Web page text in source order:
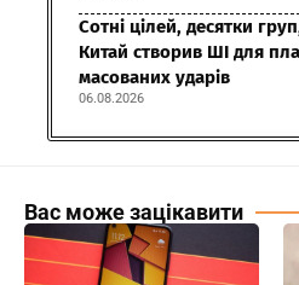
Сотні цілей, десятки
Китай створив ШІ для
масованих ударів
06.08.2026
Вас може зацікавити